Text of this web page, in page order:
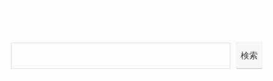
検索